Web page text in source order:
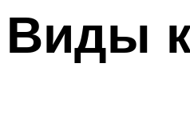
Виды